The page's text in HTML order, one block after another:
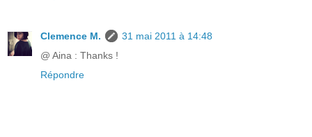
Clemence M.
31 mai 2011 à 14:48
@ Aina : Thanks !
Répondre